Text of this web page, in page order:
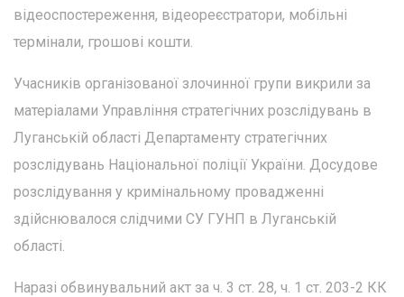
відеоспостереження, відеореєстратори, мобільні
термінали, грошові кошти.
Учасників організованої злочинної групи викрили за
матеріалами Управління стратегічних розслідувань в
Луганській області Департаменту стратегічних
розслідувань Національної поліції України. Досудове
розслідування у кримінальному провадженні
здійснювалося слідчими СУ ГУНП в Луганській
області.
Наразі обвинувальний акт за ч. 3 ст. 28, ч. 1 ст. 203-2 КК